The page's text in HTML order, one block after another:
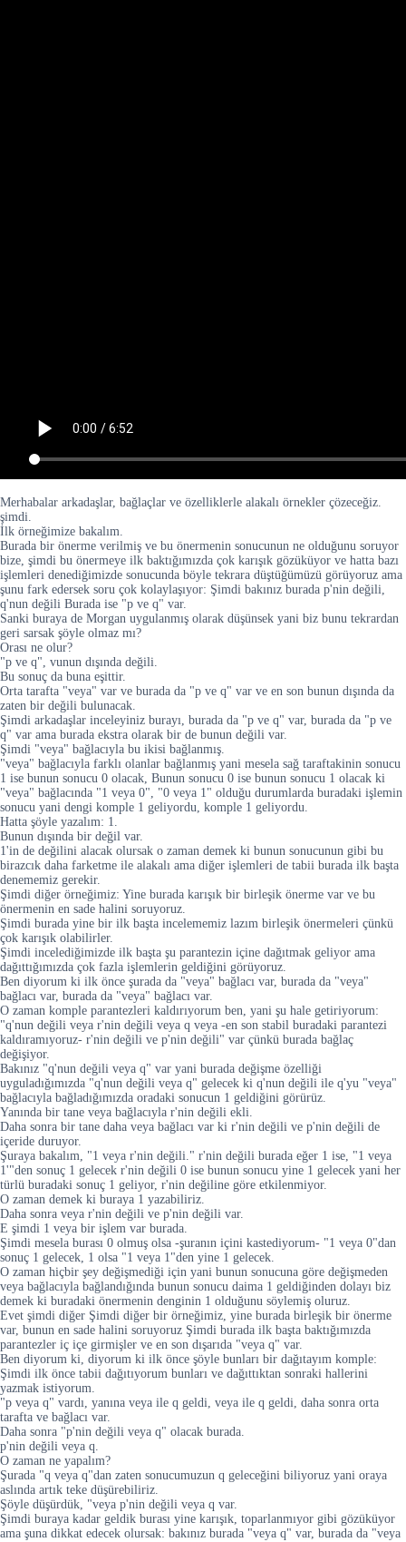
Merhabalar arkadaşlar, bağlaçlar ve özelliklerle alakalı örnekler çözeceğiz.
şimdi.
İlk örneğimize bakalım.
Burada bir önerme verilmiş ve bu önermenin sonucunun ne olduğunu soruyor
bize, şimdi bu önermeye ilk baktığımızda çok karışık gözüküyor ve hatta bazı
işlemleri denediğimizde sonucunda böyle tekrara düştüğümüzü görüyoruz ama
şunu fark edersek soru çok kolaylaşıyor: Şimdi bakınız burada p'nin değili,
q'nun değili Burada ise "p ve q" var.
Sanki buraya de Morgan uygulanmış olarak düşünsek yani biz bunu tekrardan
geri sarsak şöyle olmaz mı?
Orası ne olur?
"p ve q", vunun dışında değili.
Bu sonuç da buna eşittir.
Orta tarafta "veya" var ve burada da "p ve q" var ve en son bunun dışında da
zaten bir değili bulunacak.
Şimdi arkadaşlar inceleyiniz burayı, burada da "p ve q" var, burada da "p ve
q" var ama burada ekstra olarak bir de bunun değili var.
Şimdi "veya" bağlacıyla bu ikisi bağlanmış.
"veya" bağlacıyla farklı olanlar bağlanmış yani mesela sağ taraftakinin sonucu
1 ise bunun sonucu 0 olacak, Bunun sonucu 0 ise bunun sonucu 1 olacak ki
"veya" bağlacında "1 veya 0", "0 veya 1" olduğu durumlarda buradaki işlemin
sonucu yani dengi komple 1 geliyordu, komple 1 geliyordu.
Hatta şöyle yazalım: 1.
Bunun dışında bir değil var.
1'in de değilini alacak olursak o zaman demek ki bunun sonucunun gibi bu
birazcık daha farketme ile alakalı ama diğer işlemleri de tabii burada ilk başta
denememiz gerekir.
Şimdi diğer örneğimiz: Yine burada karışık bir birleşik önerme var ve bu
önermenin en sade halini soruyoruz.
Şimdi burada yine bir ilk başta incelememiz lazım birleşik önermeleri çünkü
çok karışık olabilirler.
Şimdi incelediğimizde ilk başta şu parantezin içine dağıtmak geliyor ama
dağıttığımızda çok fazla işlemlerin geldiğini görüyoruz.
Ben diyorum ki ilk önce şurada da "veya" bağlacı var, burada da "veya"
bağlacı var, burada da "veya" bağlacı var.
O zaman komple parantezleri kaldırıyorum ben, yani şu hale getiriyorum:
"q'nun değili veya r'nin değili veya q veya -en son stabil buradaki parantezi
kaldıramıyoruz- r'nin değili ve p'nin değili" var çünkü burada bağlaç
değişiyor.
Bakınız "q'nun değili veya q" var yani burada değişme özelliği
uyguladığımızda "q'nun değili veya q" gelecek ki q'nun değili ile q'yu "veya"
bağlacıyla bağladığımızda oradaki sonucun 1 geldiğini görürüz.
Yanında bir tane veya bağlacıyla r'nin değili ekli.
Daha sonra bir tane daha veya bağlacı var ki r'nin değili ve p'nin değili de
içeride duruyor.
Şuraya bakalım, "1 veya r'nin değili." r'nin değili burada eğer 1 ise, "1 veya
1'"den sonuç 1 gelecek r'nin değili 0 ise bunun sonucu yine 1 gelecek yani her
türlü buradaki sonuç 1 geliyor, r'nin değiline göre etkilenmiyor.
O zaman demek ki buraya 1 yazabiliriz.
Daha sonra veya r'nin değili ve p'nin değili var.
E şimdi 1 veya bir işlem var burada.
Şimdi mesela burası 0 olmuş olsa -şuranın içini kastediyorum- "1 veya 0"dan
sonuç 1 gelecek, 1 olsa "1 veya 1"den yine 1 gelecek.
O zaman hiçbir şey değişmediği için yani bunun sonucuna göre değişmeden
veya bağlacıyla bağlandığında bunun sonucu daima 1 geldiğinden dolayı biz
demek ki buradaki önermenin denginin 1 olduğunu söylemiş oluruz.
Evet şimdi diğer Şimdi diğer bir örneğimiz, yine burada birleşik bir önerme
var, bunun en sade halini soruyoruz Şimdi burada ilk başta baktığımızda
parantezler iç içe girmişler ve en son dışarıda "veya q" var.
Ben diyorum ki, diyorum ki ilk önce şöyle bunları bir dağıtayım komple:
Şimdi ilk önce tabii dağıtıyorum bunları ve dağıttıktan sonraki hallerini
yazmak istiyorum.
"p veya q" vardı, yanına veya ile q geldi, veya ile q geldi, daha sonra orta
tarafta ve bağlacı var.
Daha sonra "p'nin değili veya q" olacak burada.
p'nin değili veya q.
O zaman ne yapalım?
Şurada "q veya q"dan zaten sonucumuzun q geleceğini biliyoruz yani oraya
aslında artık teke düşürebiliriz.
Şöyle düşürdük, "veya p'nin değili veya q var.
Şimdi buraya kadar geldik burası yine karışık, toparlanmıyor gibi gözüküyor
ama şuna dikkat edecek olursak: bakınız burada "veya q" var, burada da "veya